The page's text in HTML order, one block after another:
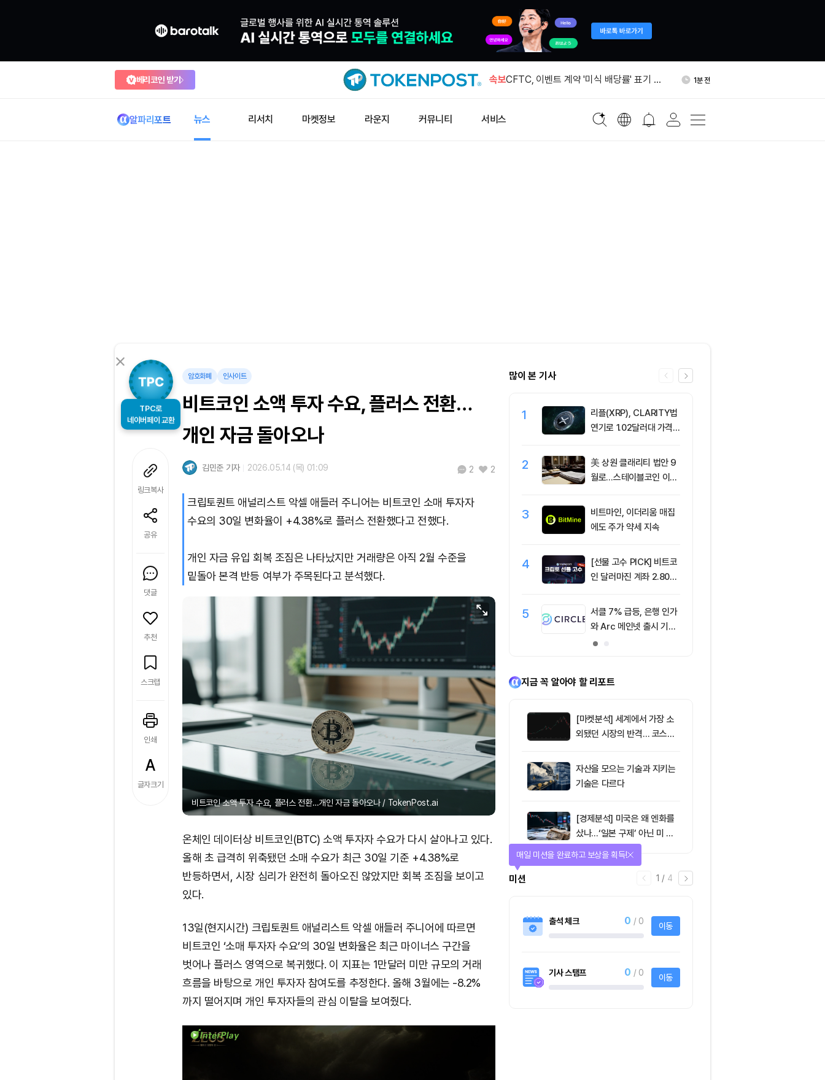
베리코인 받기 속보
이란 혁명수비대, 미국이 조건 충족해야
CFTC, 이벤트 계약 '미식 배당률' 표기 오
1분 전
알파리포트 뉴스 리서치 마켓정보 라운지 커뮤니티 서비스
TPC로
네이버페이 교환
링크복사
공유
댓글
추천
스크랩
인쇄
글자크기
암호화폐 인사이트
비트코인 소액 투자 수요, 플러스 전환…
개인 자금 돌아오나
김민준 기자 2026.05.14 (목) 01:09 2 2
크립토퀀트 애널리스트 악셀 애들러 주니어는 비트코인 소매 투자자
수요의 30일 변화율이 +4.38%로 플러스 전환했다고 전했다.
개인 자금 유입 회복 조짐은 나타났지만 거래량은 아직 2월 수준을
밑돌아 본격 반등 여부가 주목된다고 분석했다.
비트코인 소액 투자 수요, 플러스 전환…개인 자금 돌아오나 / TokenPost.ai
온체인 데이터상 비트코인(BTC) 소액 투자자 수요가 다시 살아나고 있다.
올해 초 급격히 위축됐던 소매 수요가 최근 30일 기준 +4.38%로
반등하면서, 시장 심리가 완전히 돌아오진 않았지만 회복 조짐을 보이고
있다.
13일(현지시간) 크립토퀀트 애널리스트 악셀 애들러 주니어에 따르면
비트코인 ‘소매 투자자 수요’의 30일 변화율은 최근 마이너스 구간을
벗어나 플러스 영역으로 복귀했다. 이 지표는 1만달러 미만 규모의 거래
흐름을 바탕으로 개인 투자자 참여도를 추정한다. 올해 3월에는 -8.2%
까지 떨어지며 개인 투자자들의 관심 이탈을 보여줬다.
많이 본 기사
1
리플(XRP), CLARITY법
연기로 1.02달러대 가격
2
美 상원 클래리티 법안 9
월로…스테이블코인 이자
3
비트마인, 이더리움 매집
에도 주가 약세 지속
4
[선물 고수 PICK] 비트코
인 달러마진 계좌 2.80%
2.05%p 축소
5
서클 7% 급등, 은행 인가
와 Arc 메인넷 출시 기대
에 투자자 집중
지금 꼭 알아야 할 리포트
[마켓분석] 세계에서 가장 소
외됐던 시장의 반격… 코스피
자산을 모으는 기술과 지키는
기술은 다르다
[경제분석] 미국은 왜 엔화를
샀나…‘일본 구제’ 아닌 미 국
채·아시아 통화 방어전
1 / 4
미션
매일 미션을 완료하고 보상을 획득!
출석 체크 0 / 0 이동
기사 스탬프 0 / 0 이동